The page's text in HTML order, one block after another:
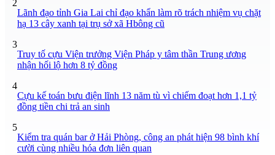
2
Lãnh đạo tỉnh Gia Lai chỉ đạo khẩn làm rõ trách nhiệm vụ chặt
hạ 13 cây xanh tại trụ sở xã Hbông cũ
3
Truy tố cựu Viện trưởng Viện Pháp y tâm thần Trung ương
nhận hối lộ hơn 8 tỷ đồng
4
Cựu kế toán bưu điện lĩnh 13 năm tù vì chiếm đoạt hơn 1,1 tỷ
đồng tiền chi trả an sinh
5
Kiểm tra quán bar ở Hải Phòng, công an phát hiện 98 bình khí
cười cùng nhiều hóa đơn liên quan